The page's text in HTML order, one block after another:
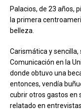
Palacios, de 23 años,
la primera
belleza.
Carismática y sencilla,
Comunicación en la
donde obtuvo una
entonces, vendía
cubrir otros gastos en
relatado en